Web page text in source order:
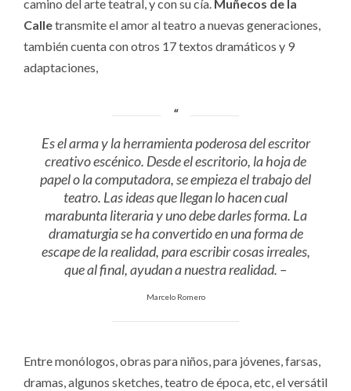
camino del arte teatral, y con su cía. Muñecos de la
Calletransmite el amor al teatro a nuevas generaciones,
también cuenta con otros 17 textos dramáticos y 9
adaptaciones,
Es el arma y la herramienta poderosa del escritor
creativo escénico. Desde el escritorio, la hoja de
papel o la computadora, se empieza el trabajo del
teatro. Las ideas que llegan lo hacen cual
marabunta literaria y uno debe darles forma. La
dramaturgia se ha convertido en una forma de
escape de la realidad, para escribir cosas irreales,
que al final, ayudan a nuestra realidad. –
Marcelo Romero
Entre monólogos, obras para niños, para jóvenes, farsas,
dramas, algunos sketches, teatro de época, etc, el versátil